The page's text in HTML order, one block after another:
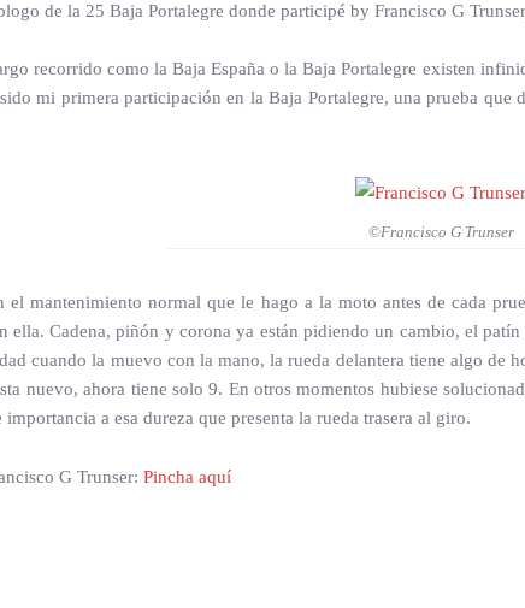
de la 25 Baja Portalegre donde participé by Francisco G
recorrido como la Baja España o la Baja Portalegre existen
mi primera participación en la Baja Portalegre, una prueba que
©Francisco G Trunser
el mantenimiento normal que le hago a la moto antes de cada
ella. Cadena, piñón y corona ya están pidiendo un cambio, el
cuando la muevo con la mano, la rueda delantera tiene algo
nuevo, ahora tiene solo 9. En otros momentos hubiese
a esa dureza que presenta la rueda trasera al giro.
G Trunser: Pincha aquí